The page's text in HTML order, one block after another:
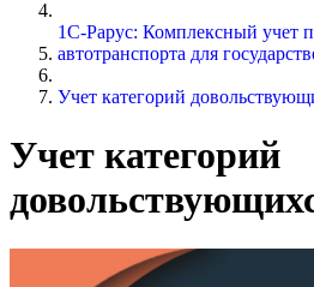
1С-Рарус: Комплексный учет
автотранспорта для
Учет категорий
Учет категорий